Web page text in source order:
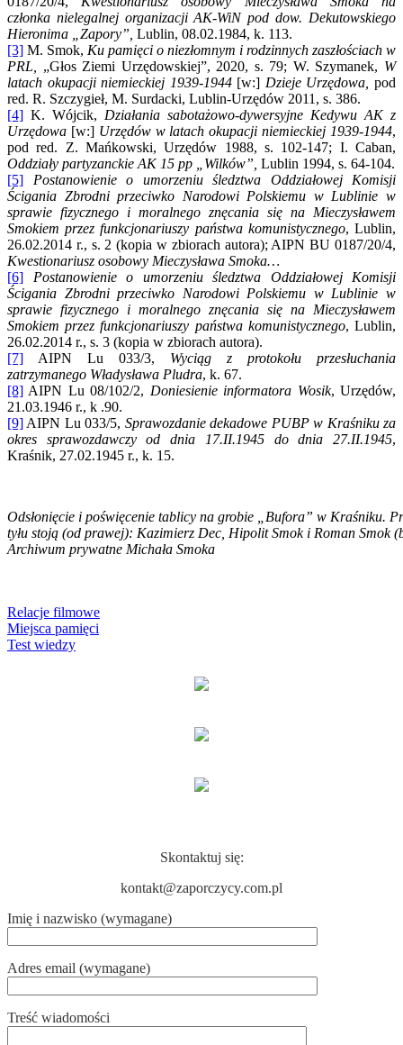
członka nielegalnej organizacji AK-WiN pod dow. Dekutowskiego
Hieronima „Zapory”, Lublin, 08.02.1984, k. 113.
[3] M. Smok, Ku pamięci o niezłomnym i rodzinnych zaszłościach w
PRL, „Głos Ziemi Urzędowskiej”, 2020, s. 79; W. Szymanek, W
latach okupacji niemieckiej 1939-1944[w:] Dzieje Urzędowa,pod
red. R. Szczygieł, M. Surdacki, Lublin-Urzędów 2011, s. 386.
[4] K. Wójcik, Działania sabotażowo-dywersyjne Kedywu AK z
Urzędowa [w:] Urzędów w latach okupacji niemieckiej 1939-1944,
pod red. Z. Mańkowski, Urzędów 1988, s. 102-147; I. Caban,
Oddziały partyzanckie AK 15 pp „Wilków”, Lublin 1994, s. 64-104.
[5]
Postanowienie o umorzeniu śledztwa Oddziałowej Komisji
Ścigania Zbrodni przeciwko Narodowi Polskiemu w Lublinie w
sprawie fizycznego i moralnego znęcania się na Mieczysławem
Smokiem przez funkcjonariuszy państwa komunistycznego, Lublin,
26.02.2014 r., s. 2 (kopia w zbiorach autora); AIPN BU 0187/20/4,
Kwestionariusz osobowy Mieczysława Smoka…
[6]
Postanowienie o umorzeniu śledztwa Oddziałowej Komisji
Ścigania Zbrodni przeciwko Narodowi Polskiemu w Lublinie w
sprawie fizycznego i moralnego znęcania się na Mieczysławem
Smokiem przez funkcjonariuszy państwa komunistycznego, Lublin,
26.02.2014 r., s. 3 (kopia w zbiorach autora).
[7] AIPN Lu 033/3, Wyciąg z protokołu przesłuchania
zatrzymanego Władysława Pludra, k. 67.
[8] AIPN Lu 08/102/2, Doniesienie informatora Wosik, Urzędów,
21.03.1946 r., k .90.
[9]AIPN Lu 033/5, Sprawozdanie dekadowe PUBP w Kraśniku za
okres sprawozdawczy od dnia 17.II.1945 do dnia 27.II.1945,
Kraśnik, 27.02.1945 r., k. 15.
Odsłonięcie i poświęcenie tablicy na grobie „Bufora” w Kraśniku.
tyłu stoją (od prawej): Kazimierz Dec, Hipolit Smok i Roman
Archiwum prywatne Michała Smoka
Relacje filmowe
Miejsca pamięci
Test wiedzy
Skontaktuj się:
kontakt@zaporczycy.com.pl
Imię i nazwisko (wymagane)
Adres email (wymagane)
Treść wiadomości